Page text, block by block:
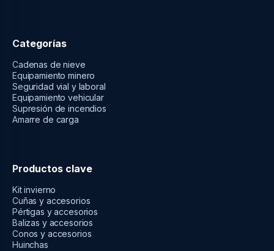
Categorías
Cadenas de nieve
Equipamiento minero
Seguridad vial y laboral
Equipamiento vehicular
Supresión de incendios
Amarre de carga
Productos clave
Kit invierno
Cuñas y accesorios
Pértigas y accesorios
Balizas y accesorios
Conos y accesorios
Huinchas